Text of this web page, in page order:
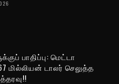
பாதிப்பு: மெட்டா
மில்லியன் டாலர் செலுத்த